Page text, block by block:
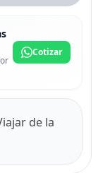
Cotizar
de la